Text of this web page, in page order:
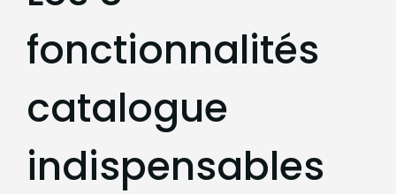
fonctionnalités
catalogue
indispensables